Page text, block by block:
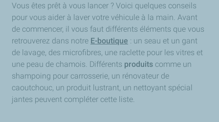
Vous êtes prêt à vous lancer ? Voici quelques conseils
pour vous aider à laver votre véhicule à la main. Avant
de commencer, il vous faut différents éléments que vous
retrouverez dans notre E-boutique : un seau et un gant
de lavage, des microfibres, une raclette pour les vitres et
une peau de chamois. Différents produits comme un
shampoing pour carrosserie, un rénovateur de
caoutchouc, un produit lustrant, un nettoyant spécial
jantes peuvent compléter cette liste.